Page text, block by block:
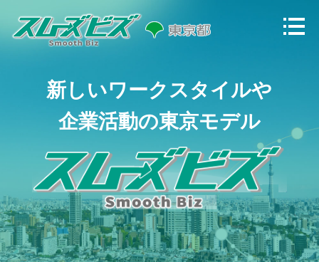
新しいワークスタイルや
企業活動の東京モデル